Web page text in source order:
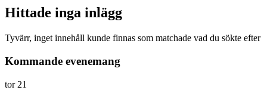
Hittade inga inlägg
Tyvärr, inget innehåll kunde finnas som matchade vad du sökte efter
Kommande evenemang
tor 21